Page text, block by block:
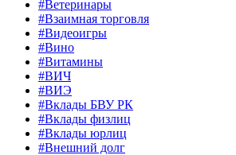
#Ветеринары
#Взаимная торговля
#Видеоигры
#Вино
#Витамины
#ВИЧ
#ВИЭ
#Вклады БВУ РК
#Вклады физлиц
#Вклады юрлиц
#Внешний долг